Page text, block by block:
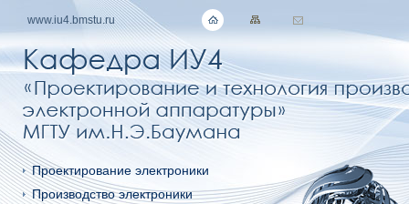
www.iu4.bmstu.ru
Проектирование электроники
Производство электроники